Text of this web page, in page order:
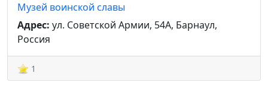
Музей воинской славы
Адрес: ул. Советской Армии, 54А, Барнаул,
Россия
1